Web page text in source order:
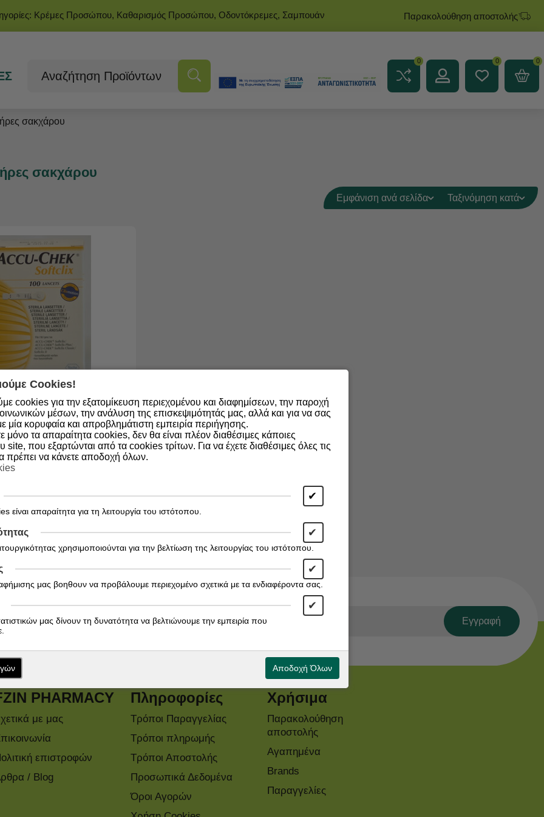
Κρέμες Προσώπου, Καθαρισμός Προσώπου, Οδοντόκρεμες, Σαμπουάν Παρακολούθηση αποστολής
0 0 0
σακχάρου
σακχάρου
Εμφάνιση ανά σελίδα Ταξινόμηση κατά
CHEK Softclix -
100 τμχ.
άμεσα για τις προσφορές μας!
Εγγραφή
PHARMACY
με μας
επιστροφών
/ Blog
Πληροφορίες
Τρόποι Παραγγελίας
Τρόποι πληρωμής
Τρόποι Αποστολής
Προσωπικά Δεδομένα
Όροι Αγορών
Χρήσιμα
Παρακολούθηση
αποστολής
Αγαπημένα
Brands
Παραγγελίες
Cookies!
cookies για την εξατομίκευση περιεχομένου και διαφημίσεων, την παροχή
μέσων, την ανάλυση της επισκεψιμότητάς μας, αλλά και για να σας
μία κορυφαία και απροβλημάτιστη εμπειρία περιήγησης.
μόνο τα απαραίτητα cookies, δεν θα είναι πλέον διαθέσιμες κάποιες
site, που εξαρτώνται από τα cookies τρίτων. Για να έχετε διαθέσιμες όλες τις
πρέπει να κάνετε αποδοχή όλων.
✔
είναι απαραίτητα για τη λειτουργία του ιστότοπου.
✔
χρησιμοποιούνται για την βελτίωση της λειτουργίας του ιστότοπου.
✔
μας βοηθουν να προβάλουμε περιεχομένο σχετικά με τα ενδιαφέροντα σας.
✔
μας δίνουν τη δυνατότητα να βελτιώνουμε την εμπειρία που
Αποδοχή Όλων